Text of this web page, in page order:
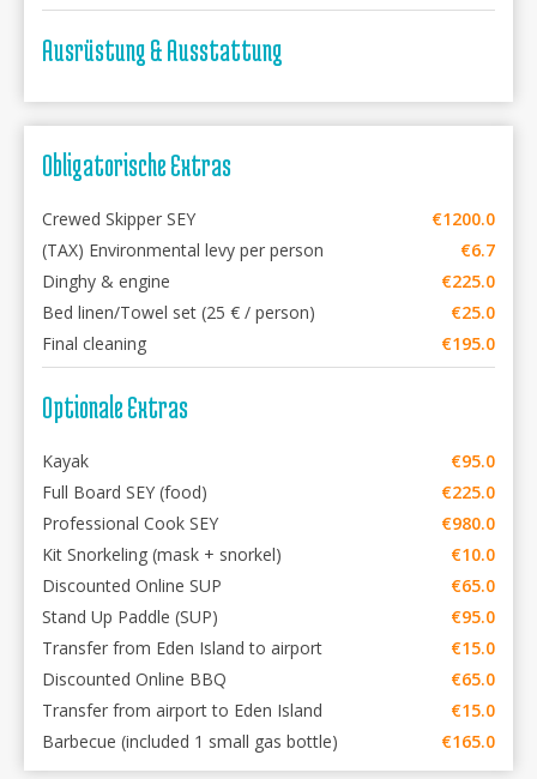
Ausrüstung & Ausstattung
Obligatorische Extras
Crewed Skipper SEY
€1200.0
(TAX) Environmental levy per person
€6.7
Dinghy & engine
€225.0
Bed linen/Towel set (25 € / person)
€25.0
Final cleaning
€195.0
Optionale Extras
Kayak
€95.0
Full Board SEY (food)
€225.0
Professional Cook SEY
€980.0
Kit Snorkeling (mask + snorkel)
€10.0
Discounted Online SUP
€65.0
Stand Up Paddle (SUP)
€95.0
Transfer from Eden Island to airport
€15.0
Discounted Online BBQ
€65.0
Transfer from airport to Eden Island
€15.0
Barbecue (included 1 small gas bottle)
€165.0